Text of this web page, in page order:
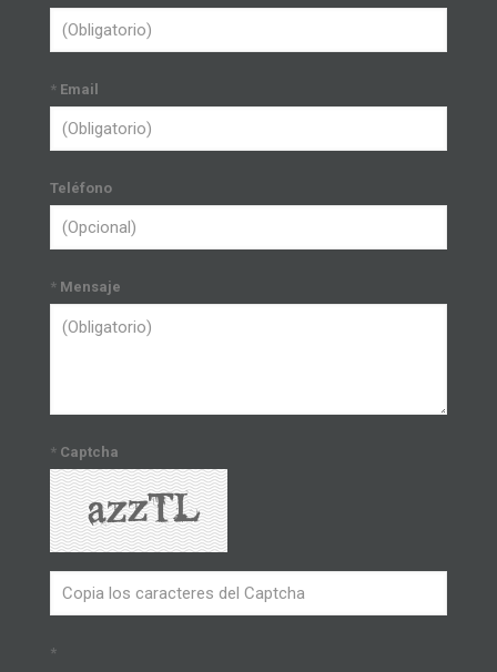
* Email
Teléfono
* Mensaje
* Captcha
*